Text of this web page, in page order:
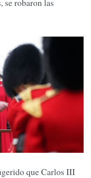
se robaron las
que Carlos III